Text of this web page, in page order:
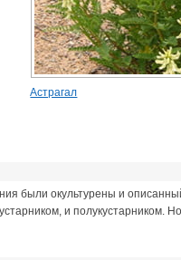
Астрагал
были окультурены и
и полукустарником.